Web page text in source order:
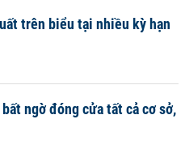
trên biểu tại nhiều kỳ hạn
ngờ đóng cửa tất cả cơ sở,